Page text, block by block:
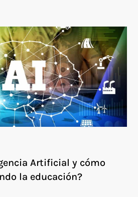
Artificial y cómo
la educación?